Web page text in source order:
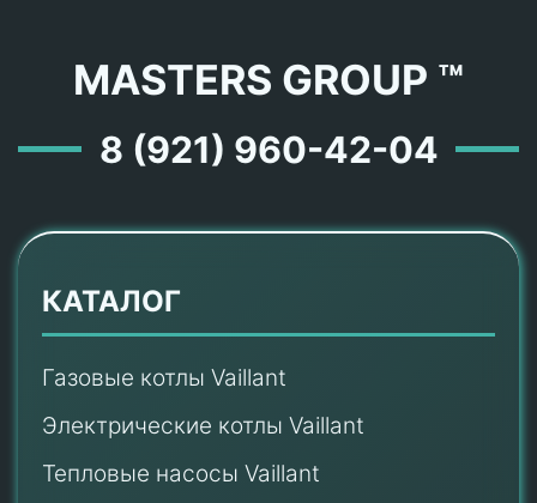
MASTERS GROUP ™
8 (921) 960-42-04
КАТАЛОГ
Газовые котлы Vaillant
Электрические котлы Vaillant
Тепловые насосы Vaillant